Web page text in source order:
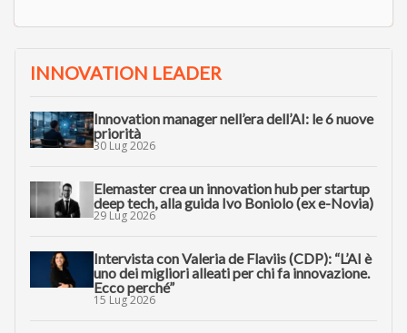
INNOVATION LEADER
Innovation manager nell’era dell’AI: le 6 nuove
priorità
30 Lug 2026
Elemaster crea un innovation hub per startup
deep tech, alla guida Ivo Boniolo (ex e-Novia)
29 Lug 2026
Intervista con Valeria de Flaviis (CDP): “L’AI è
uno dei migliori alleati per chi fa innovazione.
Ecco perché”
15 Lug 2026